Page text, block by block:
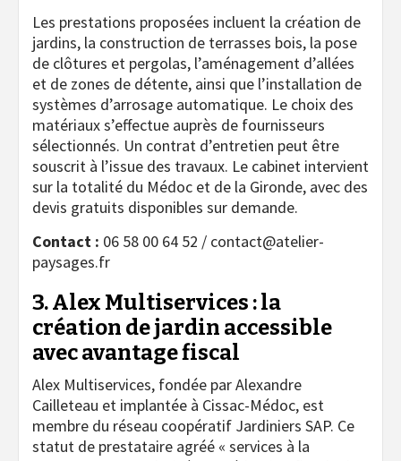
Les prestations proposées incluent la création de
jardins, la construction de terrasses bois, la pose
de clôtures et pergolas, l’aménagement d’allées
et de zones de détente, ainsi que l’installation de
systèmes d’arrosage automatique. Le choix des
matériaux s’effectue auprès de fournisseurs
sélectionnés. Un contrat d’entretien peut être
souscrit à l’issue des travaux. Le cabinet intervient
sur la totalité du Médoc et de la Gironde, avec des
devis gratuits disponibles sur demande.
Contact : 06 58 00 64 52 / contact@atelier-
paysages.fr
3. Alex Multiservices : la
création de jardin accessible
avec avantage fiscal
Alex Multiservices, fondée par Alexandre
Cailleteau et implantée à Cissac-Médoc, est
membre du réseau coopératif Jardiniers SAP. Ce
statut de prestataire agréé « services à la